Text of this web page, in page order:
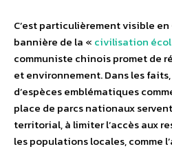
C’est particulièrement visible
bannière de la « civilisation
communiste chinois promet de
et environnement. Dans les
d’espèces emblématiques
place de parcs nationaux
territorial, à limiter l’accès aux
les populations locales, comme